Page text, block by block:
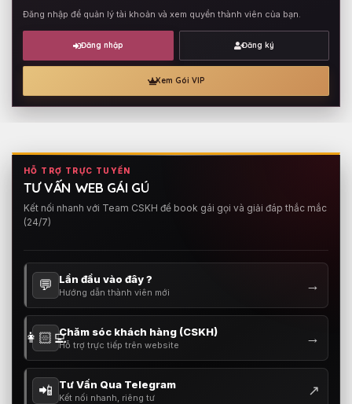
Đăng nhập để quản lý tài khoản và xem quyền thành viên của bạn.
Đăng nhập Đăng ký
Xem Gói VIP
HỖ TRỢ TRỰC TUYẾN
TƯ VẤN WEB GÁI GÚ
Kết nối nhanh với Team CSKH để book gái gọi và giải đáp thắc mắc
(24/7)
💬 Lần đầu vào đây ?
Hướng dẫn thành viên mới →
👩🏻‍💻Chăm sóc khách hàng (CSKH)
Hỗ trợ trực tiếp trên website →
📲 Tư Vấn Qua Telegram
Kết nối nhanh, riêng tư ↗